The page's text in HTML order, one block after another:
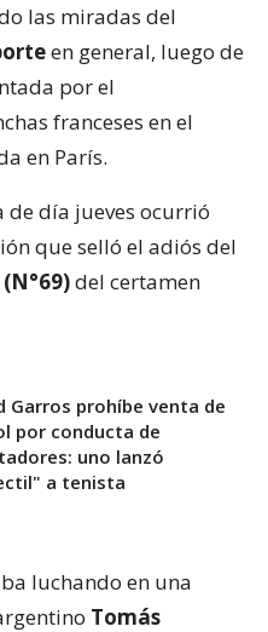
las miradas del
en general, luego de
por el
franceses en el
en París.
de día jueves ocurrió
que selló el adiós del
del certamen
Garros prohíbe venta de
por conducta de
uno lanzó
a tenista
luchando en una
Tomás